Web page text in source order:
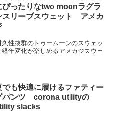
ぴったりなtwo moonラグラ
スリーブスウェット アメカ
性抜群のトゥームーンのスウェッ
年変化が楽しめるアメカジスウェ
でも快適に履けるファティー
パンツ corona utilityの
slacks